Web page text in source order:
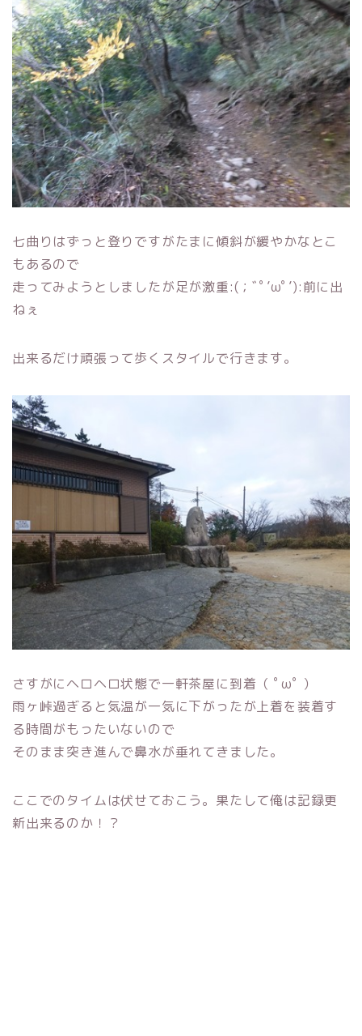
七曲りはずっと登りですがたまに傾斜が緩やかなとこ
もあるので
走ってみようとしましたが足が激重:(；ﾞﾟ’ωﾟ’):前に出
ねぇ
出来るだけ頑張って歩くスタイルで行きます。
さすがにヘロヘロ状態で一軒茶屋に到着（ ﾟωﾟ ）
雨ヶ峠過ぎると気温が一気に下がったが上着を装着す
る時間がもったいないので
そのまま突き進んで鼻水が垂れてきました。
ここでのタイムは伏せておこう。果たして俺は記録更
新出来るのか！？